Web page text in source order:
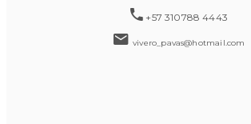
+57 310788 4443
vivero_pavas@hotmail.com